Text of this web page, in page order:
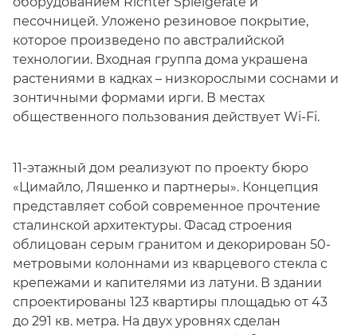
песочницей. Уложено резиновое покрытие,
которое произведено по австралийской
технологии. Входная группа дома украшена
растениями в кадках – низкорослыми соснами и
зонтичными формами ирги. В местах
общественного пользования действует Wi-Fi.
11-этажный дом реализуют по проекту бюро
«Цимайло, Ляшенко и партнеры». Концепция
представляет собой современное прочтение
сталинской архитектуры. Фасад строения
облицован серым гранитом и декорирован 50-
метровыми колоннами из кварцевого стекла с
крепежами и капителями из латуни. В здании
спроектированы 123 квартиры площадью от 43
до 291 кв. метра. На двух уровнях сделан